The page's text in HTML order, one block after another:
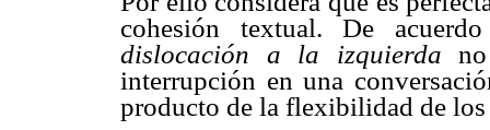
cohesión textual. De
dislocación a la izquierda
interrupción en una
producto de la flexibilidad de